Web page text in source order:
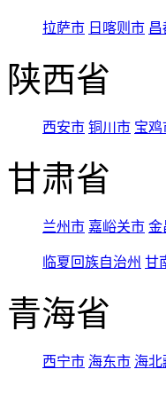
拉萨市 日喀则市 昌
陕西省
西安市 铜川市 宝鸡
甘肃省
兰州市 嘉峪关市 金
临夏回族自治州 甘
青海省
西宁市 海东市 海北